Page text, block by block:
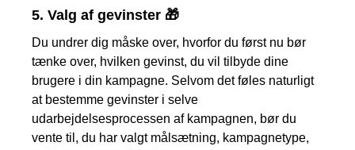
5. Valg af gevinster 🎁
Du undrer dig måske over, hvorfor du først nu bør
tænke over, hvilken gevinst, du vil tilbyde dine
brugere i din kampagne. Selvom det føles naturligt
at bestemme gevinster i selve
udarbejdelsesprocessen af kampagnen, bør du
vente til, du har valgt målsætning, kampagnetype,